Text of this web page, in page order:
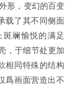
形，变幻的百变
载了其不同侧面
斓愉悦的满足
，于细节处更加
相同特殊的结构
爲画面营造出不